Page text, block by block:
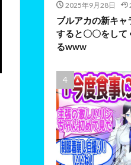
2025年9月28日
ブルアカの新キ
すると〇〇をして
るwww